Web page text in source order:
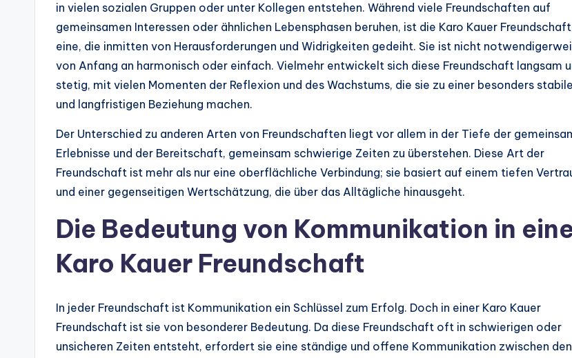
in vielen sozialen Gruppen oder unter Kollegen entstehen. Während viele Freundschaften auf
gemeinsamen Interessen oder ähnlichen Lebensphasen beruhen, ist die Karo Kauer Freundschaft
eine, die inmitten von Herausforderungen und Widrigkeiten gedeiht. Sie ist nicht
von Anfang an harmonisch oder einfach. Vielmehr entwickelt sich diese Freundschaft langsam
stetig, mit vielen Momenten der Reflexion und des Wachstums, die sie zu einer besonders
und langfristigen Beziehung machen.
Der Unterschied zu anderen Arten von Freundschaften liegt vor allem in der Tiefe der
Erlebnisse und der Bereitschaft, gemeinsam schwierige Zeiten zu überstehen. Diese Art der
Freundschaft ist mehr als nur eine oberflächliche Verbindung; sie basiert auf einem tiefen
und einer gegenseitigen Wertschätzung, die über das Alltägliche hinausgeht.
Die Bedeutung von Kommunikation in
Karo Kauer Freundschaft
In jeder Freundschaft ist Kommunikation ein Schlüssel zum Erfolg. Doch in einer Karo Kauer
Freundschaft ist sie von besonderer Bedeutung. Da diese Freundschaft oft in schwierigen oder
unsicheren Zeiten entsteht, erfordert sie eine ständige und offene Kommunikation zwischen den